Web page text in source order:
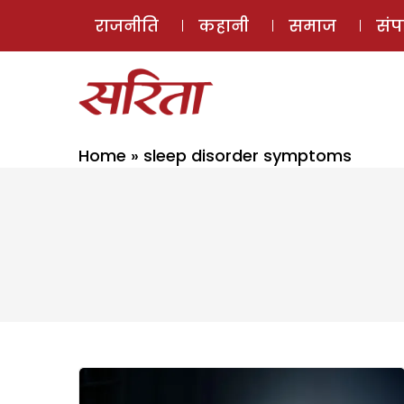
राजनीति कहानी समाज
Home » sleep disorder symptoms